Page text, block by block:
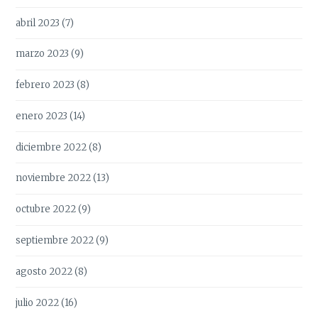
abril 2023 (7)
marzo 2023 (9)
febrero 2023 (8)
enero 2023 (14)
diciembre 2022(8)
noviembre 2022(13)
octubre 2022(9)
septiembre 2022(9)
agosto 2022(8)
julio 2022(16)